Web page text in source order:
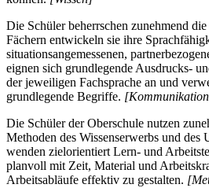
Die Schüler beherrschen zunehmend
Fächern entwickeln sie ihre
situationsangemessenen,
eignen sich grundlegende Ausdrucks-
der jeweiligen Fachsprache an und
grundlegende Begriffe.
Die Schüler der Oberschule nutzen
Methoden des Wissenserwerbs und des
wenden zielorientiert Lern- und
planvoll mit Zeit, Material und
Arbeitsabläufe effektiv zu gestalten.